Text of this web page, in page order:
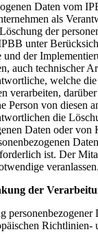
Daten vom
als
der
unter
der
auch technischer
welche
verarbeiten,
Person von diesen
die
Daten oder von
ist. Der
veranlassen.
der
personenbezogener
Richtlinien-